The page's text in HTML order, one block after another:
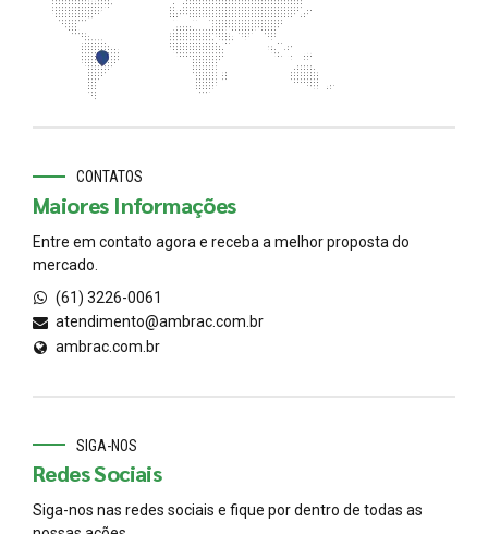
CONTATOS
Maiores Informações
Entre em contato agora e receba a melhor proposta do
mercado.
(61) 3226-0061
atendimento@ambrac.com.br
ambrac.com.br
SIGA-NOS
Redes Sociais
Siga-nos nas redes sociais e fique por dentro de todas as